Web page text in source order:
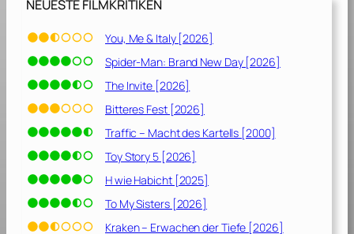
0
]
NEUESTE FILMKRITIKEN
You, Me & Italy [2026]
Spider-Man: Brand New Day [2026]
The Invite [2026]
Bitteres Fest [2026]
Traffic – Macht des Kartells [2000]
Toy Story 5 [2026]
H wie Habicht [2025]
To My Sisters [2026]
Kraken – Erwachen der Tiefe [2026]